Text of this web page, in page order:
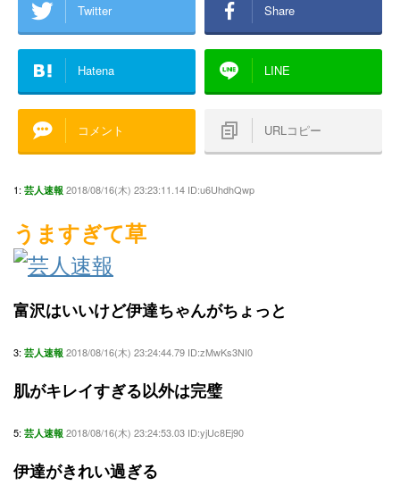
Twitter Share
Hatena LINE
コメント URLコピー
1: 芸人速報 2018/08/16(木) 23:23:11.14 ID:u6UhdhQwp
うますぎて草
富沢はいいけど伊達ちゃんがちょっと
3: 芸人速報 2018/08/16(木) 23:24:44.79 ID:zMwKs3NI0
肌がキレイすぎる以外は完璧
5: 芸人速報 2018/08/16(木) 23:24:53.03 ID:yjUc8Ej90
伊達がきれい過ぎる